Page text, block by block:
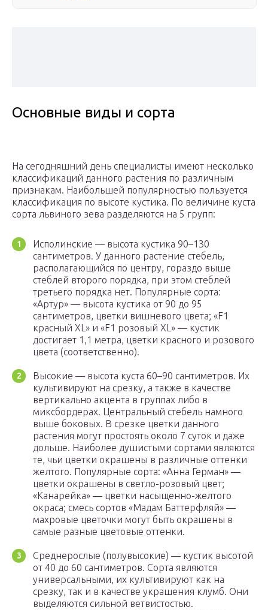
Основные виды и сорта
На сегодняшний день специалисты имеют несколько
классификаций данного растения по различным
признакам. Наибольшей популярностью пользуется
классификация по высоте кустика. По величине куста
сорта львиного зева разделяются на 5 групп:
Исполинские ― высота кустика 90–130
сантиметров. У данного растение стебель,
располагающийся по центру, гораздо выше
стеблей второго порядка, при этом стеблей
третьего порядка нет. Популярные сорта:
«Артур» ― высота кустика от 90 до 95
сантиметров, цветки вишневого цвета; «F1
красный XL» и «F1 розовый XL» ― кустик
достигает 1,1 метра, цветки красного и розового
цвета (соответственно).
Высокие ― высота куста 60–90 сантиметров. Их
культивируют на срезку, а также в качестве
вертикально акцента в группах либо в
миксбордерах. Центральный стебель намного
выше боковых. В срезке цветки данного
растения могут простоять около 7 суток и даже
дольше. Наиболее душистыми сортами являются
те, чьи цветки окрашены в различные оттенки
желтого. Популярные сорта: «Анна Герман» ―
цветки окрашены в светло-розовый цвет;
«Канарейка» ― цветки насыщенно-желтого
окраса; смесь сортов «Мадам Баттерфляй» ―
махровые цветочки могут быть окрашены в
самые разные цветовые оттенки.
Среднерослые (полувысокие) ― кустик высотой
от 40 до 60 сантиметров. Сорта являются
универсальными, их культивируют как на
срезку, так и в качестве украшения клумб. Они
выделяются сильной ветвистостью.